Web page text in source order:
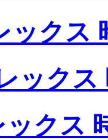
ックス
ックス
ックス